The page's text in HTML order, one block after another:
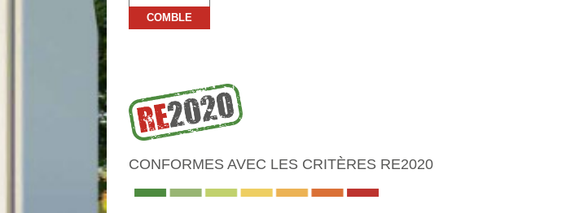
COMBLE
CONFORMES AVEC LES CRITÈRES RE2020